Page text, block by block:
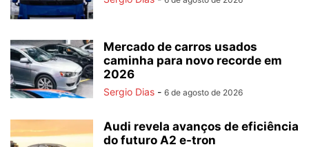
Mercado de carros usados
caminha para novo recorde em
2026
Sergio Dias - 6 de agosto de 2026
Audi revela avanços de eficiência
do futuro A2 e-tron